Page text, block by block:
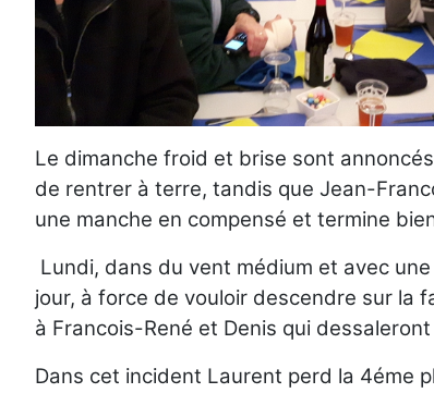
Le dimanche froid et brise sont
de rentrer à terre, tandis que Jean-
une manche en compensé et termine
Lundi, dans du vent médium et avec
jour, à force de vouloir descendre sur la
à Francois-René et Denis qui
Dans cet incident Laurent perd la 4éme